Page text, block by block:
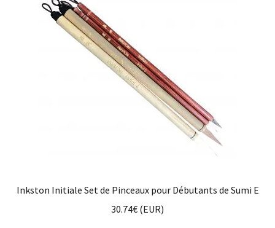
Inkston Initiale Set de Pinceaux pour Débutants de Sumi E
30.74€ (EUR)